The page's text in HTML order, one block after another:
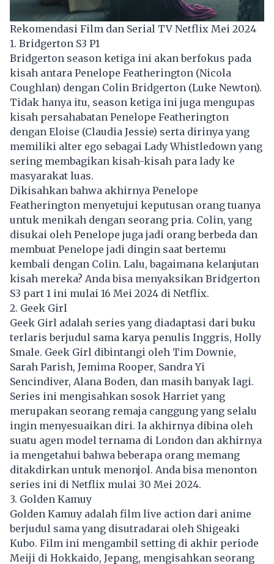
Rekomendasi Film dan Serial TV Netflix Mei 2024
1. Bridgerton S3 P1
Bridgerton season ketiga ini akan berfokus pada
kisah antara Penelope Featherington (Nicola
Coughlan) dengan Colin Bridgerton (Luke Newton).
Tidak hanya itu, season ketiga ini juga mengupas
kisah persahabatan Penelope Featherington
dengan Eloise (Claudia Jessie) serta dirinya yang
memiliki alter ego sebagai Lady Whistledown yang
sering membagikan kisah-kisah para lady ke
masyarakat luas.
Dikisahkan bahwa akhirnya Penelope
Featherington menyetujui keputusan orang tuanya
untuk menikah dengan seorang pria. Colin, yang
disukai oleh Penelope juga jadi orang berbeda dan
membuat Penelope jadi dingin saat bertemu
kembali dengan Colin. Lalu, bagaimana kelanjutan
kisah mereka? Anda bisa menyaksikan Bridgerton
S3 part 1 ini mulai 16 Mei 2024 di Netflix.
2. Geek Girl
Geek Girl adalah series yang diadaptasi dari buku
terlaris berjudul sama karya penulis Inggris, Holly
Smale. Geek Girl dibintangi oleh Tim Downie,
Sarah Parish, Jemima Rooper, Sandra Yi
Sencindiver, Alana Boden, dan masih banyak lagi.
Series ini mengisahkan sosok Harriet yang
merupakan seorang remaja canggung yang selalu
ingin menyesuaikan diri. Ia akhirnya dibina oleh
suatu agen model ternama di London dan akhirnya
ia mengetahui bahwa beberapa orang memang
ditakdirkan untuk menonjol. Anda bisa menonton
series ini di Netflix mulai 30 Mei 2024.
3. Golden Kamuy
Golden Kamuy adalah film live action dari anime
berjudul sama yang disutradarai oleh Shigeaki
Kubo. Film ini mengambil setting di akhir periode
Meiji di Hokkaido, Jepang, mengisahkan seorang